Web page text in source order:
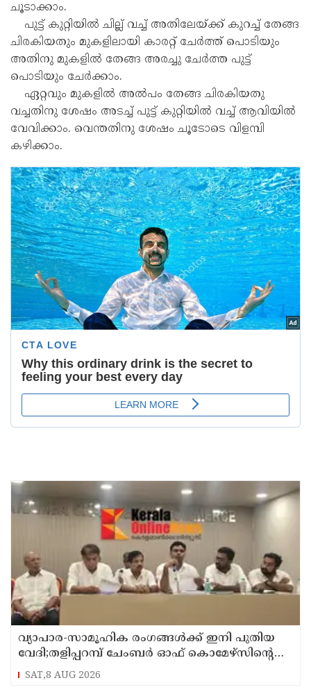
ചൂടാക്കാം.
പുട്ട് കുറ്റിയിൽ ചില്ല് വച്ച് അതിലേയ്ക്ക് കുറച്ച് തേങ്ങ
ചിരകിയതും മുകളിലായി കാരറ്റ് ചേർത്ത് പൊടിയും
അതിനു മുകളിൽ തേങ്ങ അരച്ചു ചേർത്ത പുട്ട്
പൊടിയും ചേർക്കാം.
ഏറ്റവും മുകളിൽ അൽപം തേങ്ങ ചിരകിയതു
വച്ചതിനു ശേഷം അടച്ച് പുട്ട് കുറ്റിയിൽ വച്ച് ആവിയിൽ
വേവിക്കാം. വെന്തതിനു ശേഷം ചൂടോടെ വിളമ്പി
കഴിക്കാം.
വ്യാപാര-സാമൂഹിക രംഗങ്ങൾക്ക് ഇനി പുതിയ
വേദി;തളിപ്പറമ്പ് ചേംബർ ഓഫ് കൊമേഴ്‌സിന്റെ
ഓഫീസും കോൺഫറൻസ് ഹാളും ഒരുങ്ങി
SAT,8 AUG 2026